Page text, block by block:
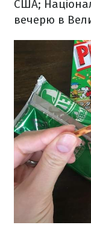
США;
вечерю в